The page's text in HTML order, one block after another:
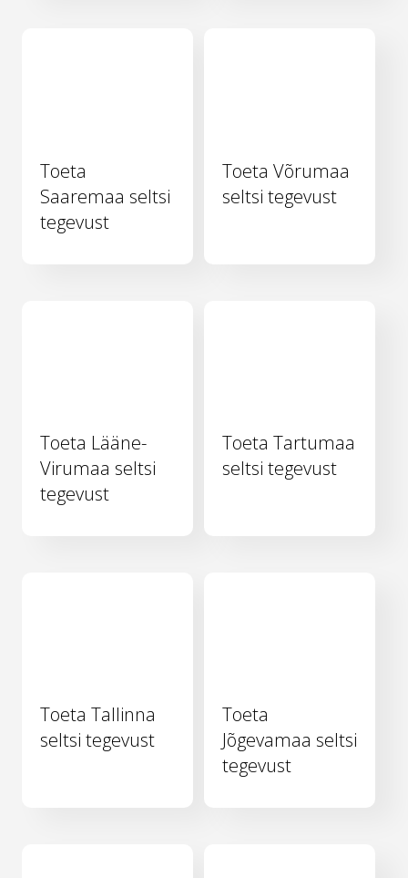
Toeta
Saaremaa seltsi
tegevust
Toeta Võrumaa
seltsi tegevust
Toeta Lääne-
Virumaa seltsi
tegevust
Toeta Tartumaa
seltsi tegevust
Toeta Tallinna
seltsi tegevust
Toeta
Jõgevamaa seltsi
tegevust